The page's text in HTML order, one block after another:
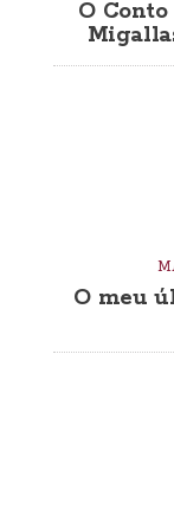
O
O meu